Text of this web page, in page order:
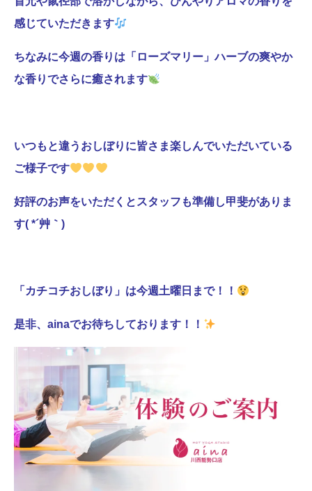
感じていただきます
ちなみに今週の香りは「ローズマリー」ハーブの爽やか
な香りでさらに癒されます
いつもと違うおしぼりに皆さま楽しんでいただいている
ご様子です
好評のお声をいただくとスタッフも準備し甲斐がありま
す( *´艸｀)
「カチコチおしぼり」は今週土曜日まで！！
是非、ainaでお待ちしております！！